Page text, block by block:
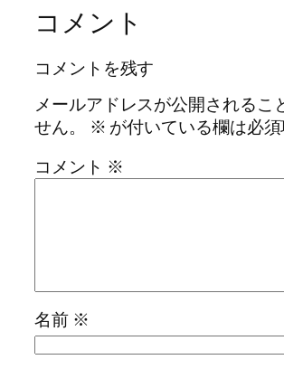
コメント
コメントを残す
メールアドレスが公開されるこ
せん。
※ が付いている欄は必
コメント ※
名前 ※